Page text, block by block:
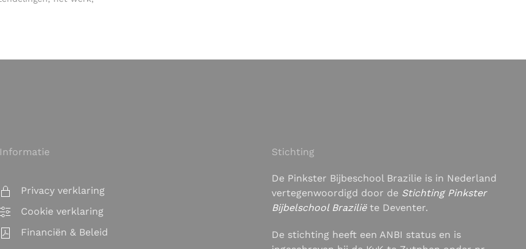
Informatie
Privacy verklaring
Cookie verklaring
Financiën & Beleid
Stichting
De Pinkster Bijbeschool Brazilie is in Nederland
vertegenwoordigd door de Stichting Pinkster
Bijbelschool Braziliëte Deventer.
De stichting heeft een ANBI status en is